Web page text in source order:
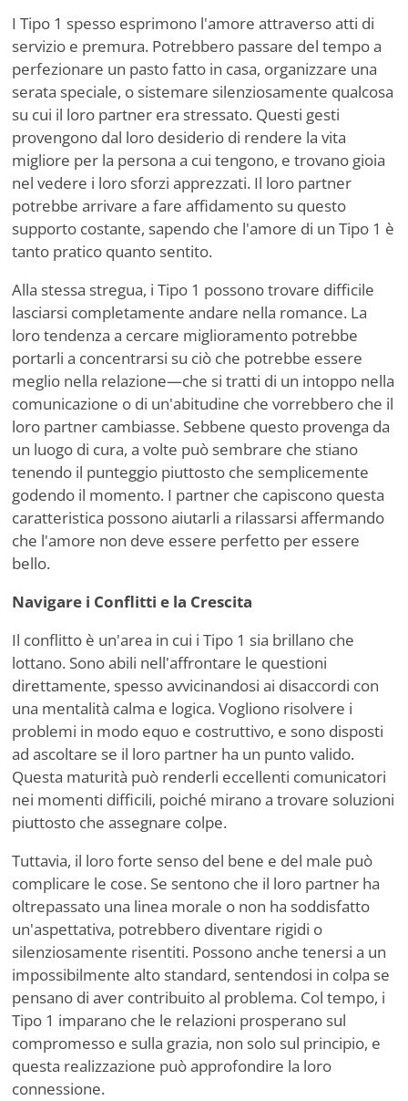
I Tipo 1 spesso esprimono l'amore attraverso atti di
servizio e premura. Potrebbero passare del tempo a
perfezionare un pasto fatto in casa, organizzare una
serata speciale, o sistemare silenziosamente qualcosa
su cui il loro partner era stressato. Questi gesti
provengono dal loro desiderio di rendere la vita
migliore per la persona a cui tengono, e trovano gioia
nel vedere i loro sforzi apprezzati. Il loro partner
potrebbe arrivare a fare affidamento su questo
supporto costante, sapendo che l'amore di un Tipo 1 è
tanto pratico quanto sentito.
Alla stessa stregua, i Tipo 1 possono trovare difficile
lasciarsi completamente andare nella romance. La
loro tendenza a cercare miglioramento potrebbe
portarli a concentrarsi su ciò che potrebbe essere
meglio nella relazione—che si tratti di un intoppo nella
comunicazione o di un'abitudine che vorrebbero che il
loro partner cambiasse. Sebbene questo provenga da
un luogo di cura, a volte può sembrare che stiano
tenendo il punteggio piuttosto che semplicemente
godendo il momento. I partner che capiscono questa
caratteristica possono aiutarli a rilassarsi affermando
che l'amore non deve essere perfetto per essere
bello.
Navigare i Conflitti e la Crescita
Il conflitto è un'area in cui i Tipo 1 sia brillano che
lottano. Sono abili nell'affrontare le questioni
direttamente, spesso avvicinandosi ai disaccordi con
una mentalità calma e logica. Vogliono risolvere i
problemi in modo equo e costruttivo, e sono disposti
ad ascoltare se il loro partner ha un punto valido.
Questa maturità può renderli eccellenti comunicatori
nei momenti difficili, poiché mirano a trovare soluzioni
piuttosto che assegnare colpe.
Tuttavia, il loro forte senso del bene e del male può
complicare le cose. Se sentono che il loro partner ha
oltrepassato una linea morale o non ha soddisfatto
un'aspettativa, potrebbero diventare rigidi o
silenziosamente risentiti. Possono anche tenersi a un
impossibilmente alto standard, sentendosi in colpa se
pensano di aver contribuito al problema. Col tempo, i
Tipo 1 imparano che le relazioni prosperano sul
compromesso e sulla grazia, non solo sul principio, e
questa realizzazione può approfondire la loro
connessione.